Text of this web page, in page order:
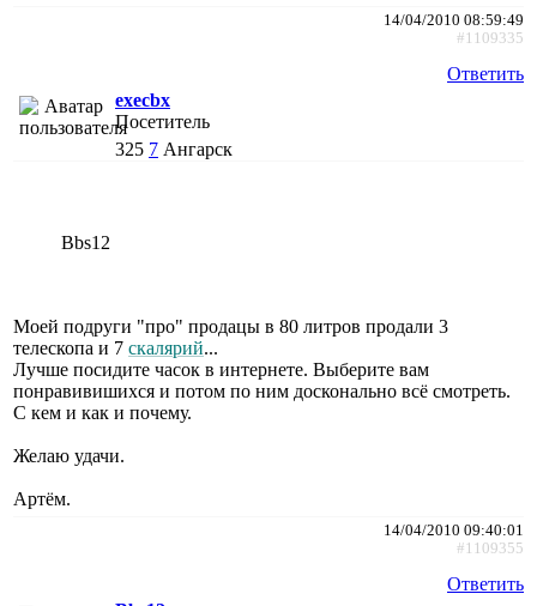
14/04/2010 08:59:49
#1109335
Ответить
execbx
Посетитель
325 7 Ангарск
Bbs12
Моей подруги "про" продацы в 80 литров продали 3
телескопа и 7 скалярий...
Лучше посидите часок в интернете. Выберите вам
понравивишихся и потом по ним досконально всё смотреть.
С кем и как и почему.
Желаю удачи.
Артём.
14/04/2010 09:40:01
#1109355
Ответить